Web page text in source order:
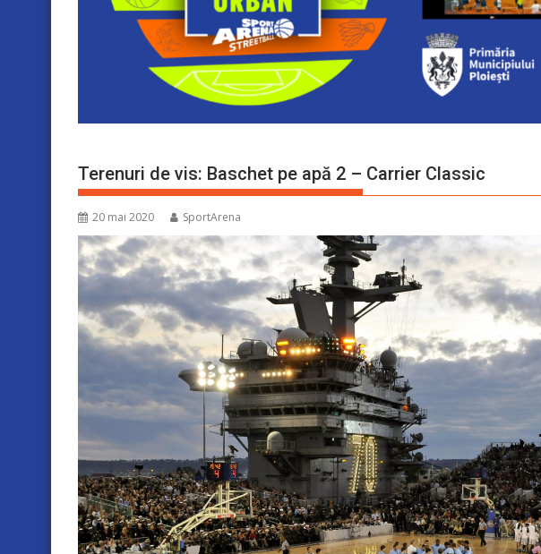
Terenuri de vis: Baschet pe apă 2 – Carrier Classic
20 mai 2020 SportArena